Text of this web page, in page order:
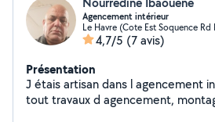
Agencement intérieur
Le Havre (Cote Est Soquence
4,7/5 (7 avis)
Présentation
J étais artisan dans l agencement intérieur, maîtrisant
tout travaux d agencement,